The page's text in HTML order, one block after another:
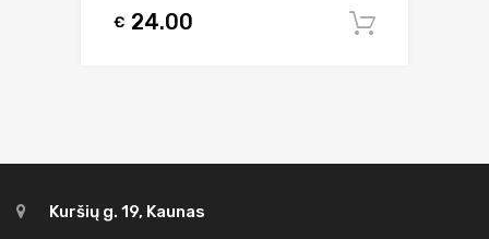
€ 24.00
Kuršių g. 19, Kaunas